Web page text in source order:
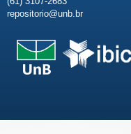
repositorio@unb.br